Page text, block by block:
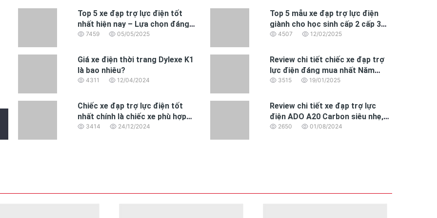
tạo nên một tổng thể rất gọn gàng.
quán cà phê nhỏ trong phố cổ Hà Nội, bên ngoài ga tàu điện hoặc cạnh một chiếc xe camper trong
hơn ảnh khá nhiều.
gàng vớitổng thể hài hòa. Đây là kiểu thiết kế có thể sử dụng nhiều năm mà không bị lỗi thời.
hơn khung thép.
Boardwalk D7 vì một lý do rất rõ ràng:
Top 5 xe đạp trợ lực điện tốt
nhất hiện nay – Lựa chọn đáng
mua năm 2025
7459 05/05/2025
Top 5 mẫu xe đạp trợ lực điện
giành cho học sinh cấp 2 cấp 3
đáng mua nhất 2025
4507 12/02/2025
Giá xe điện thời trang Dylexe K1
là bao nhiêu?
4311 12/04/2024
Review chi tiết chiếc xe đạp trợ
lực điện đáng mua nhất Năm
2025 dành cho dân văn phòng
3515 19/01/2025
Chiếc xe đạp trợ lực điện tốt
nhất chính là chiếc xe phù hợp
nhất với nhu cầu của bạn
3414 24/12/2024
Review chi tiết xe đạp trợ lực
điện ADO A20 Carbon siêu nhẹ,
động cơ BAFANG hoàn toàn mới
2650 01/08/2024